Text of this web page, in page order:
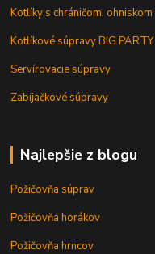
Kotlíky s chráničom, ohniskom
Kotlíkové súpravy BIG PARTY
Servírovacie súpravy
Zabíjačkové súpravy
Najlepšie z blogu
Požičovňa súprav
Požičovňa horákov
Požičovňa hrncov